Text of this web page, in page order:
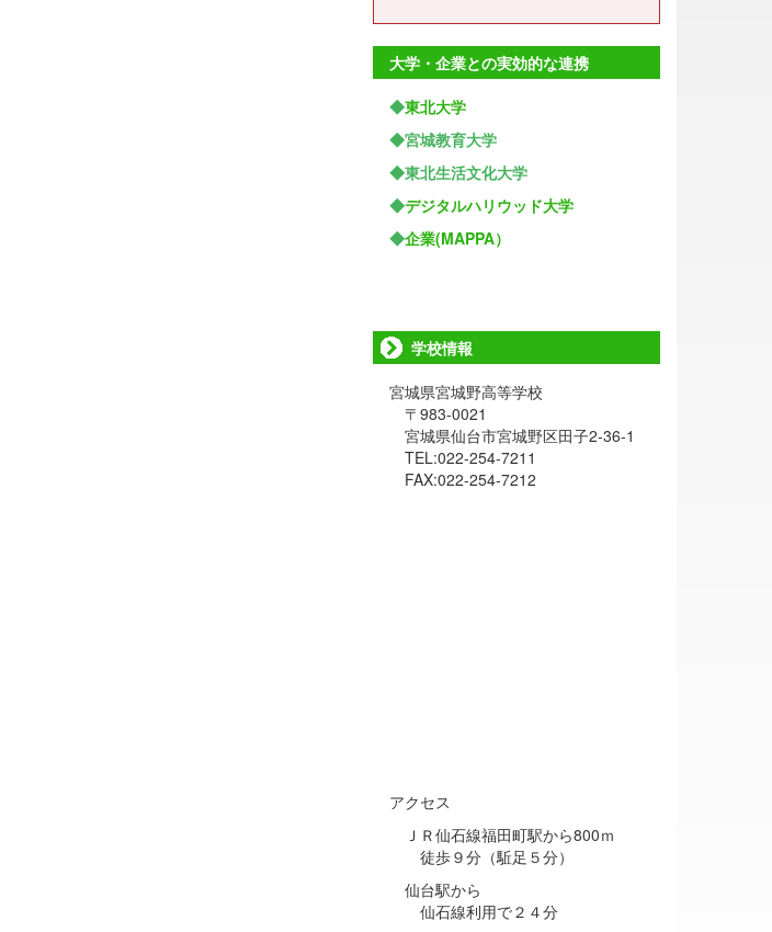
大学・企業との実効的な連携
◆東北大学
◆宮城教育大学
◆東北生活文化大学
◆デジタルハリウッド大学
◆企業(MAPPA）
学校情報
宮城県宮城野高等学校
〒983-0021
宮城県仙台市宮城野区田子2-36-1
TEL:022-254-7211
FAX:022-254-7212
アクセス
ＪＲ仙石線福田町駅から800ｍ
徒歩９分（駈足５分）
仙台駅から
仙石線利用で２４分